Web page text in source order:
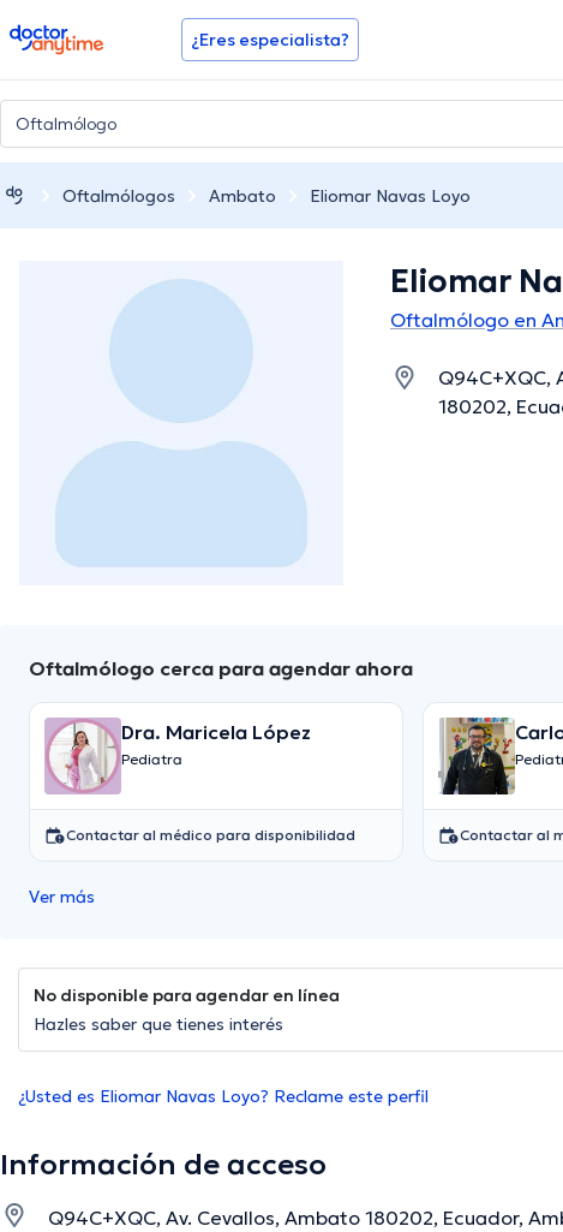
doctoranytime ¿Eres especialista?
Oftalmólogos Ambato Eliomar Navas Loyo
Eliomar
Oftalmólogo en
Q94C+XQC,
180202,
Oftalmólogo cerca para agendar ahora
Dra. Maricela López
Pediatra
Contactar al médico para disponibilidad Contactar al
Ver más
No disponible para agendar en línea
Hazles saber que tienes interés
¿Usted es Eliomar Navas Loyo? Reclame este perfil
Información de acceso
Q94C+XQC, Av. Cevallos, Ambato 180202, Ecuador,